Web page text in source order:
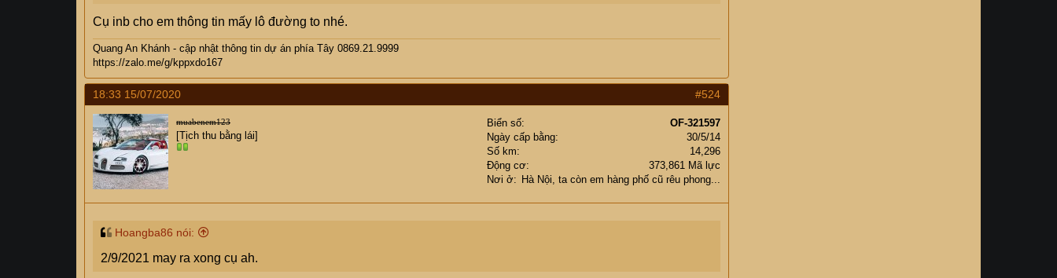
Cụ inb cho em thông tin mấy lô đường to nhé.
Quang An Khánh - cập nhật thông tin dự án phía Tây 0869.21.9999
https://zalo.me/g/kppxdo167
18:33 15/07/2020 #524
muabenem123
[Tịch thu bằng lái]
Biển số
OF-321597
Ngày cấp bằng
30/5/14
Số km
14,296
Động cơ
373,861 Mã lực
Nơi ở
Hà Nội, ta còn em hàng phố cũ rêu phong...
Hoangba86 nói:
2/9/2021 may ra xong cụ ah.